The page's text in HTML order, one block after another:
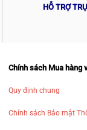
HỖ TRỢ
Chính sách Mua hàng
Quy định chung
Chính sách Bảo mật